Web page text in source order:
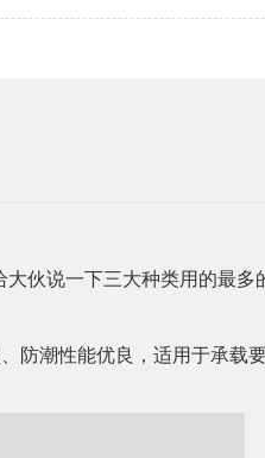
伙说一下三大种类用的最多
防潮性能优良，适用于承载